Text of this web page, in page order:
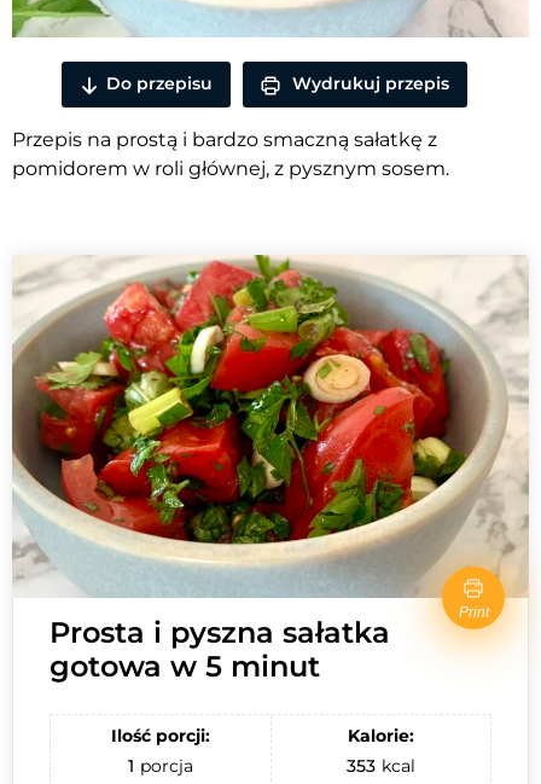
Do przepisu Wydrukuj przepis
Przepis na prostą i bardzo smaczną sałatkę z
pomidorem w roli głównej, z pysznym sosem.
Print
Prosta i pyszna sałatka
gotowa w 5 minut
Ilość porcji:
1 porcja
Kalorie:
353 kcal